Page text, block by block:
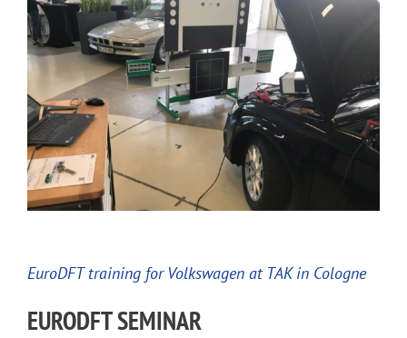
PARTNERS
BLOG
CONTACT
English
Larger
Image
EuroDFT training for Volkswagen at TAK in Cologne
EURODFT SEMINAR